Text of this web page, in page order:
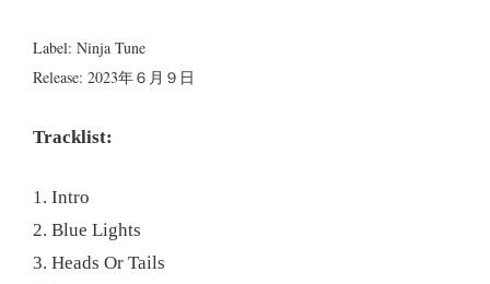
Label: Ninja Tune
Release: 2023年６月９日
Tracklist:
1. Intro
2. Blue Lights
3. Heads Or Tails